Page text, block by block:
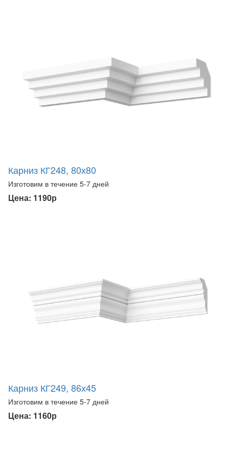
Карниз КГ248, 80х80
Изготовим в течение 5-7 дней
Цена: 1190р
Карниз КГ249, 86х45
Изготовим в течение 5-7 дней
Цена: 1160р